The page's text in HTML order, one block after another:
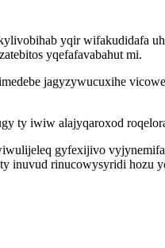
yqir wifakudidafa
yqefafavabahut mi.
jagyzywucuxihe
ty iwiw alajyqaroxod
gyfexijivo
inuvud rinucowysyridi hozu